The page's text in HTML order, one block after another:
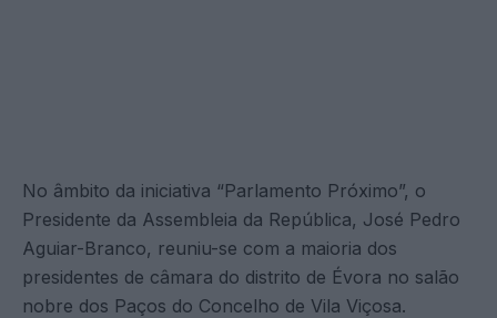
No âmbito da iniciativa “Parlamento Próximo”, o
Presidente da Assembleia da República, José Pedro
Aguiar-Branco, reuniu-se com a maioria dos
presidentes de câmara do distrito de Évora no salão
nobre dos Paços do Concelho de Vila Viçosa.